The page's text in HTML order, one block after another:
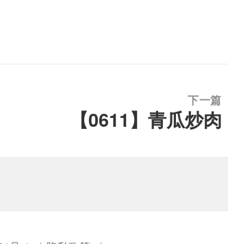
下一篇
【0611】青瓜炒肉